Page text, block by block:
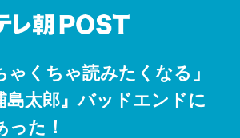
ゃくちゃ読みたくなる」
太郎』バッドエンドに
った！